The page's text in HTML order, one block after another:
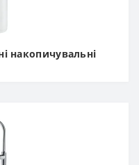
накопичувальні